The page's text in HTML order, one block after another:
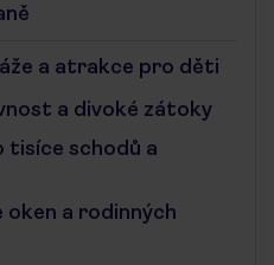
a atrakce pro děti
a divoké zátoky
schodů a
a rodinných